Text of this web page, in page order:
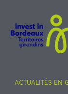
ACTUALITÉS EN